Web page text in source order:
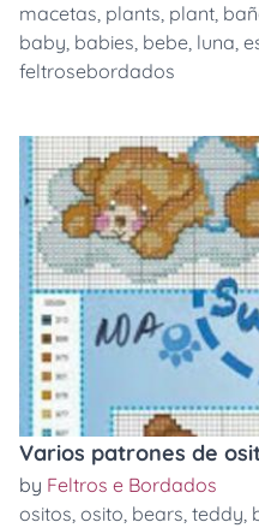
macetas, plants, plant,
baby, babies, bebe, luna,
feltrosebordados
Varios patrones de
by Feltros e Bordados
ositos, osito, bears, teddy,